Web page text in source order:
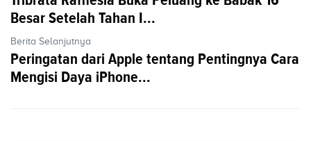
Besar Setelah Tahan I...
Berita Selanjutnya
Peringatan dari Apple tentang Pentingnya Cara
Mengisi Daya iPhone...